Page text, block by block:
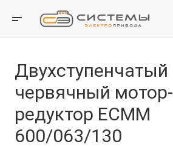
Двухступенчатый
червячный мотор-
редуктор ECMM
600/063/130